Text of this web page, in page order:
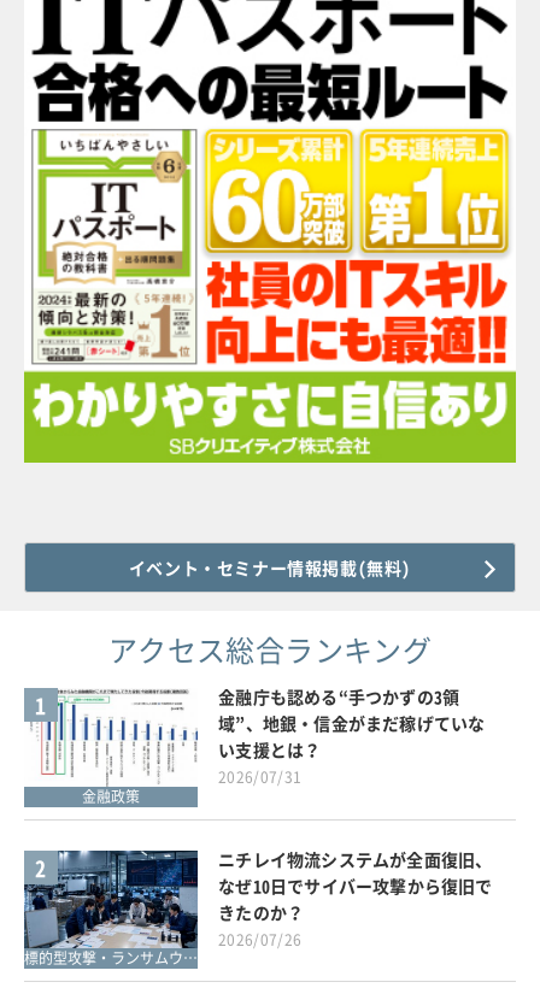
イベント・セミナー情報掲載(無料)
アクセス総合ランキング
1
金融政策
金融庁も認める“手つかずの3領
域”、地銀・信金がまだ稼げていな
い支援とは？
2026/07/31
2
標的型攻撃・ランサムウェア対策
ニチレイ物流システムが全面復旧、
なぜ10日でサイバー攻撃から復旧で
きたのか？
2026/07/26